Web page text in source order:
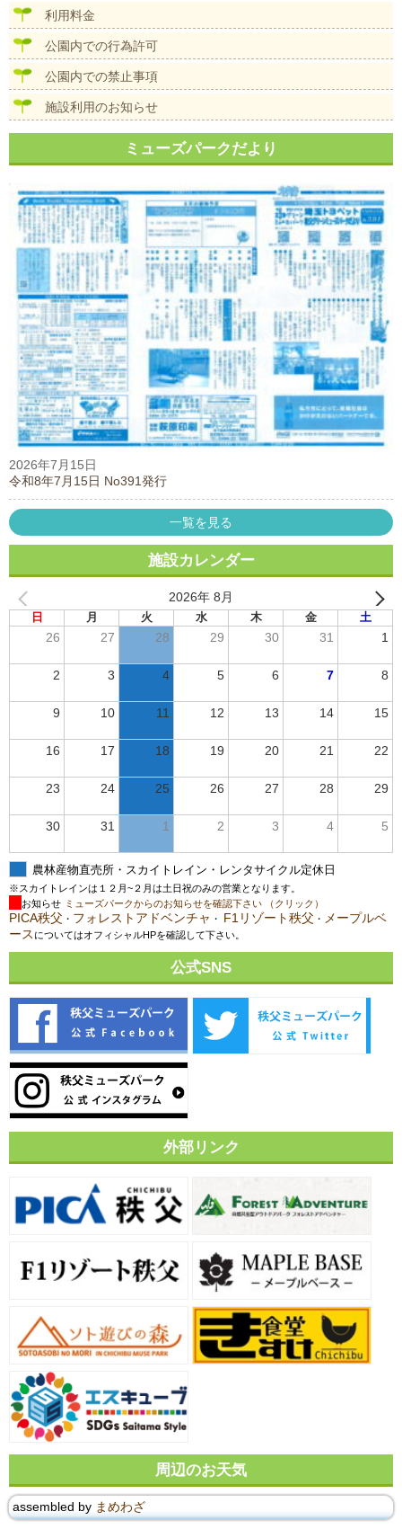
利用料金
公園内での行為許可
公園内での禁止事項
施設利用のお知らせ
ミューズパークだより
2026年7月15日
令和8年7月15日 No391発行
一覧を見る
施設カレンダー
2026年 8月
日 月 火 水 木 金 土
26 27 28 29 30 31 1
2 3 4 5 6 7 8
9 10 11 12 13 14 15
16 17 18 19 20 21 22
23 24 25 26 27 28 29
30 31 1 2 3 4 5
農林産物直売所・スカイトレイン・レンタサイクル定休日
※スカイトレインは１２月~２月は土日祝のみの営業となります。
お知らせ ミューズパークからのお知らせを確認下さい （クリック）
PICA秩父 ・ フォレストアドベンチャ ・ F1リゾート秩父 ・ メープルベ
ース についてはオフィシャルHPを確認して下さい。
公式SNS
外部リンク
周辺のお天気
assembled by まめわざ